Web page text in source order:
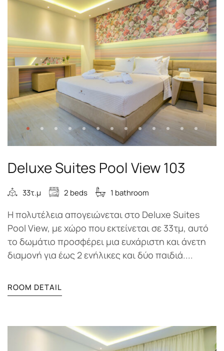
Deluxe Suites Pool View 103
33τ.μ 2 beds 1 bathroom
Η πολυτέλεια απογειώνεται στο Deluxe Suites
Pool View, με χώρο που εκτείνεται σε 33τμ, αυτό
το δωμάτιο προσφέρει μια ευχάριστη και άνετη
διαμονή για έως 2 ενήλικες και δύο παιδιά....
ROOM DETAIL